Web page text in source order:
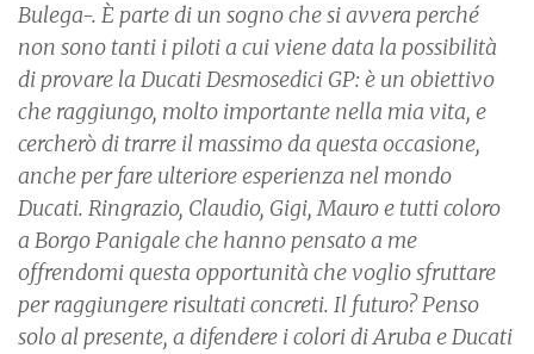
Bulega-. È parte di un sogno che si avvera perché
non sono tanti i piloti a cui viene data la possibilità
di provare la Ducati Desmosedici GP: è un obiettivo
che raggiungo, molto importante nella mia vita, e
cercherò di trarre il massimo da questa occasione,
anche per fare ulteriore esperienza nel mondo
Ducati. Ringrazio, Claudio, Gigi, Mauro e tutti coloro
a Borgo Panigale che hanno pensato a me
offrendomi questa opportunità che voglio sfruttare
per raggiungere risultati concreti. Il futuro? Penso
solo al presente, a difendere i colori di Aruba e Ducati